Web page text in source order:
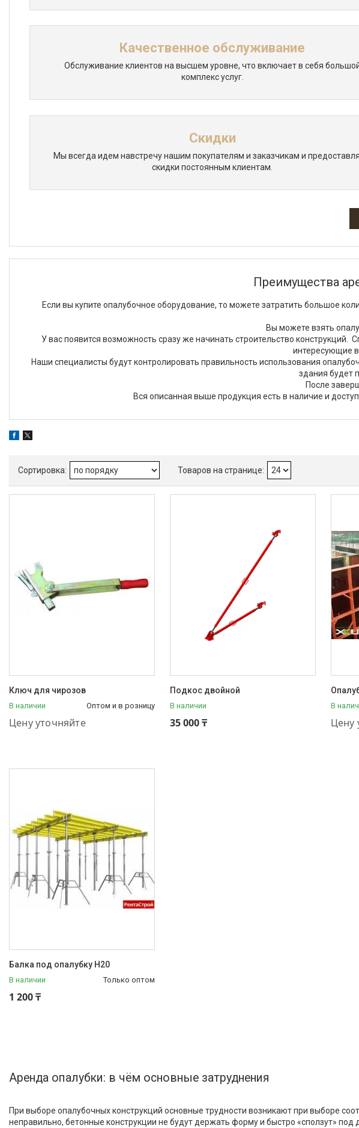
Качественное обслуживание
Обслуживание клиентов на высшем уровне, что включает в себя
комплекс услуг.
Скидки
Мы всегда идем навстречу нашим покупателям и заказчикам и
скидки постоянным клиентам.
Преимущества
Если вы купите опалубочное оборудование, то можете затратить большое
Вы можете взять
У вас появится возможность сразу же начинать строительство
интересующие
Наши специалисты будут контролировать правильность использования
здания будет
После
Вся описанная выше продукция есть в наличие и
Ключ для чирозов
В наличии Оптом и в розницу
Цену уточняйте
+7 (707) 709-10-11
Подкос двойной
В наличии
35 000 ₸
В
Цену
+7
Балка под опалубку Н20
В наличии Только оптом
1 200 ₸
Аренда опалубки: в чём основные затруднения
При выборе опалубочных конструкций основные трудности возникают при выборе
неправильно, бетонные конструкции не будут держать форму и быстро «сползут»